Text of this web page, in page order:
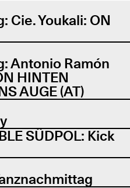
Cie. Youkali: ON
Antonio Ramón
HINTEN
AUGE (AT)
SÜDPOL: Kick